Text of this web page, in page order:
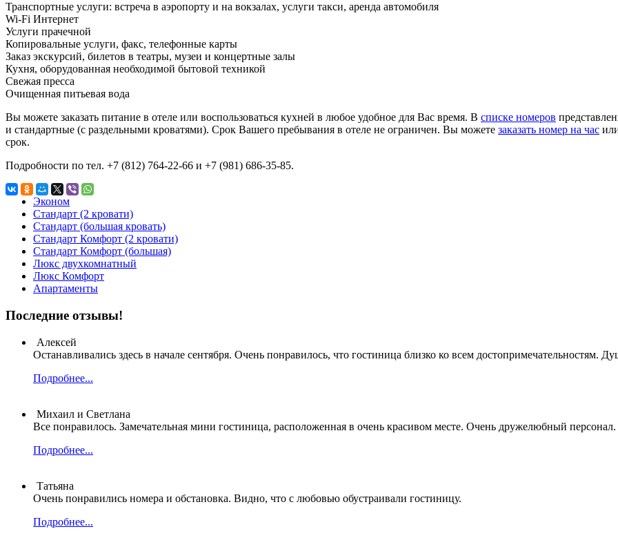
Транспортные услуги: встреча в аэропорту и на вокзалах, услуги такси, аренда автомобиля
Wi-Fi Интернет
Услуги прачечной
Копировальные услуги, факс, телефонные карты
Заказ экскурсий, билетов в театры, музеи и концертные залы
Кухня, оборудованная необходимой бытовой техникой
Свежая пресса
Очищенная питьевая вода
Вы можете заказать питание в отеле или воспользоваться кухней в любое удобное для Вас время. В списке номеров
и стандартные (с раздельными кроватями). Срок Вашего пребывания в отеле не ограничен. Вы можете заказать номер на час
срок.
Подробности по тел. +7 (812) 764-22-66 и +7 (981) 686-35-85.
Эконом
Стандарт (2 кровати)
Стандарт (большая кровать)
Стандарт Комфорт (2 кровати)
Стандарт Комфорт (большая)
Люкс двухкомнатный
Люкс Комфорт
Апартаменты
Последние отзывы!
Алексей
Останавливались здесь в начале сентября. Очень понравилось, что гостиница близко ко всем достопримечательностям.
Подробнее...
Михаил и Светлана
Все понравилось. Замечательная мини гостиница, расположенная в очень красивом месте. Очень дружелюбный персонал.
Подробнее...
Татьяна
Очень понравились номера и обстановка. Видно, что с любовью обустраивали гостиницу.
Подробнее...